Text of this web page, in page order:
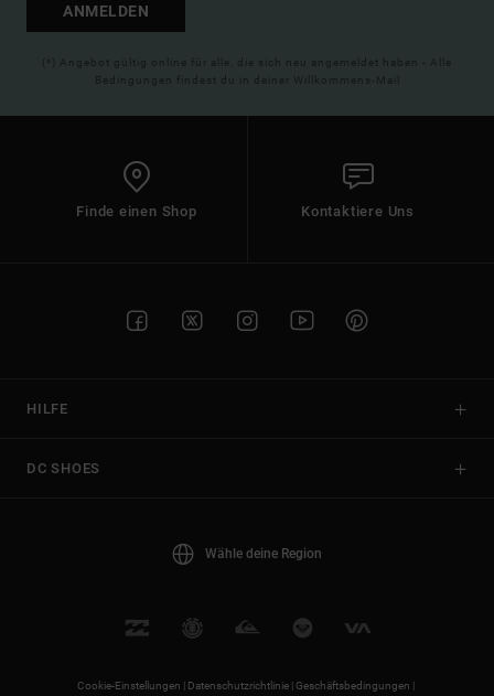
ANMELDEN
(*) Angebot gültig online für alle, die sich neu angemeldet haben - Alle
Bedingungen findest du in deiner Willkommens-Mail
Finde einen Shop Kontaktiere Uns
HILFE
DC SHOES
Wähle deine Region
Cookie-Einstellungen | Datenschutzrichtlinie |Geschäftsbedingungen |